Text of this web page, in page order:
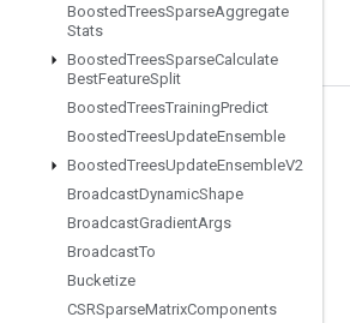
BoostedTreesSparseAggregate
Stats
BoostedTreesSparseCalculate
BestFeatureSplit
BoostedTreesTrainingPredict
BoostedTreesUpdateEnsemble
BoostedTreesUpdateEnsembleV2
BroadcastDynamicShape
BroadcastGradientArgs
BroadcastTo
Bucketize
CSRSparseMatrixComponents
Rester connecté
Blog
GitHub
Twitter